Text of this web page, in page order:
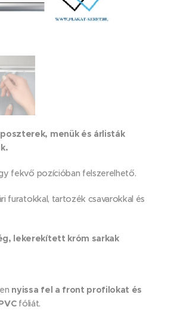
menük és árlisták
fekvő pozícióban felszerelhető.
furatokkal, tartozék csavarokkal és
lekerekített króm sarkak
nyissa fel a front profilokat és
fóliát.